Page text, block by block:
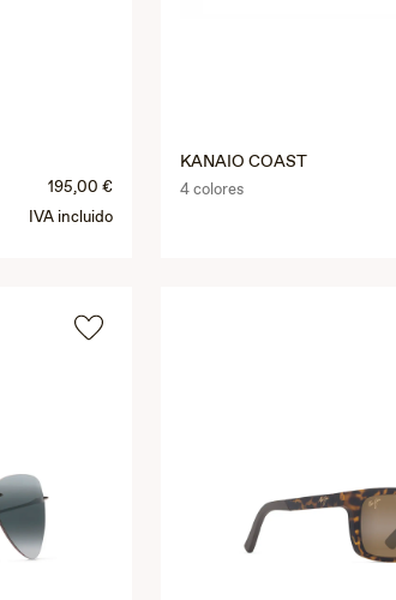
195,00 €
IVA incluido
KANAIO COAST
4 colores